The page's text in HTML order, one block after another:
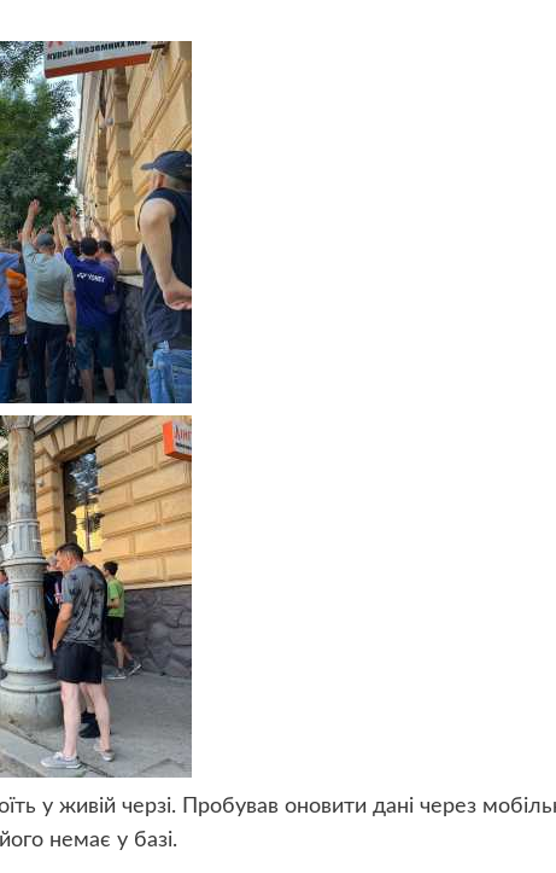
у живій черзі. Пробував оновити дані через
немає у базі.